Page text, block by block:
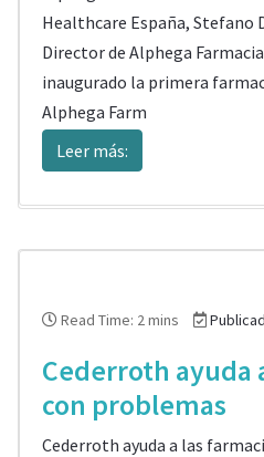
Healthcare España, Stefano
Director de Alphega
inaugurado la primera
Alphega Farm
Leer más:
Read Time: 2 mins
Cederroth ayuda
con problemas
Cederroth ayuda a las